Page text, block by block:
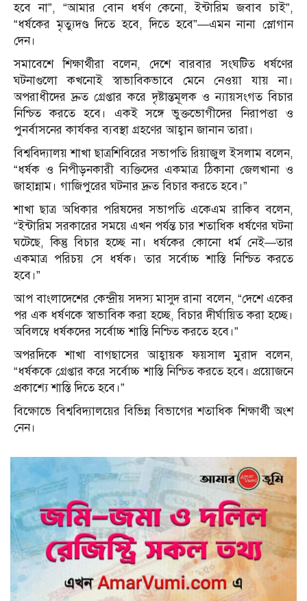
হবে না”, “আমার বোন ধর্ষণ কেনো, ইন্টারিম জবাব চাই”,
“ধর্ষকের মৃত্যুদণ্ড দিতে হবে, দিতে হবে”—এমন নানা স্লোগান
দেন।
সমাবেশে শিক্ষার্থীরা বলেন, দেশে বারবার সংঘটিত ধর্ষণের
ঘটনাগুলো কখনোই স্বাভাবিকভাবে মেনে নেওয়া যায় না।
অপরাধীদের দ্রুত গ্রেপ্তার করে দৃষ্টান্তমূলক ও ন্যায়সংগত বিচার
নিশ্চিত করতে হবে। একই সঙ্গে ভুক্তভোগীদের নিরাপত্তা ও
পুনর্বাসনের কার্যকর ব্যবস্থা গ্রহণের আহ্বান জানান তারা।
বিশ্ববিদ্যালয় শাখা ছাত্রশিবিরের সভাপতি রিয়াজুল ইসলাম বলেন,
“ধর্ষক ও নিপীড়নকারী ব্যক্তিদের একমাত্র ঠিকানা জেলখানা ও
জাহান্নাম। গাজিপুরের ঘটনার দ্রুত বিচার করতে হবে।”
শাখা ছাত্র অধিকার পরিষদের সভাপতি একেএম রাকিব বলেন,
“ইন্টারিম সরকারের সময়ে এখন পর্যন্ত চার শতাধিক ধর্ষণের ঘটনা
ঘটেছে, কিন্তু বিচার হচ্ছে না। ধর্ষকের কোনো ধর্ম নেই—তার
একমাত্র পরিচয় সে ধর্ষক। তার সর্বোচ্চ শাস্তি নিশ্চিত করতে
হবে।”
আপ বাংলাদেশের কেন্দ্রীয় সদস্য মাসুদ রানা বলেন, “দেশে একের
পর এক ধর্ষণকে স্বাভাবিক করা হচ্ছে, বিচার দীর্ঘায়িত করা হচ্ছে।
অবিলম্বে ধর্ষকদের সর্বোচ্চ শাস্তি নিশ্চিত করতে হবে।”
অপরদিকে শাখা বাগছাসের আহ্বায়ক ফয়সাল মুরাদ বলেন,
“ধর্ষককে গ্রেপ্তার করে সর্বোচ্চ শাস্তি নিশ্চিত করতে হবে। প্রয়োজনে
প্রকাশ্যে শাস্তি দিতে হবে।”
বিক্ষোভে বিশ্ববিদ্যালয়ের বিভিন্ন বিভাগের শতাধিক শিক্ষার্থী অংশ
নেন।